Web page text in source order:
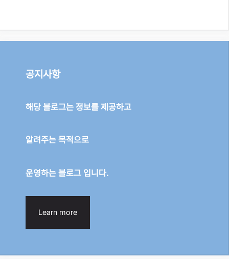
공지사항
해당 블로그는 정보를 제공하고
알려주는 목적으로
운영하는 블로그 입니다.
Learn more